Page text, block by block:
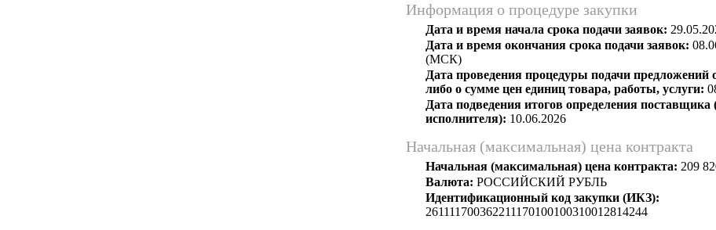
Информация о процедуре закупки
Дата и время начала срока подачи заявок:
Дата и время окончания срока подачи заявок:
(МСК)
Дата проведения процедуры подачи предложений
либо о сумме цен единиц товара, работы, услуги:
Дата подведения итогов определения поставщика
исполнителя): 10.06.2026
Начальная (максимальная) цена контракта
Начальная (максимальная) цена контракта: 209
Валюта: РОССИЙСКИЙ РУБЛЬ
Идентификационный код закупки (ИКЗ):
261111700362211170100100310012814244